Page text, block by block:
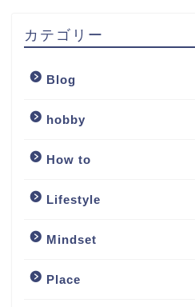
カテゴリー
Blog
hobby
How to
Lifestyle
Mindset
Place